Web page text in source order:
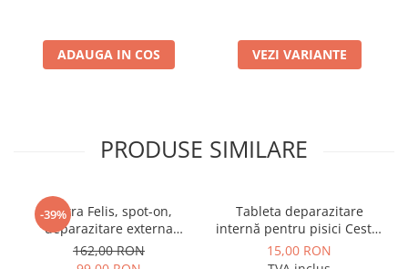
ADAUGA IN COS VEZI VARIANTE
PRODUSE SIMILARE
-39%
Vectra Felis, spot-on,
deparazitare externa
pentru pisici, 3 pipete
162,00 RON
Tableta deparazitare
internă pentru pisici Cestal
Cat Chew 2 comprimate
15,00 RON